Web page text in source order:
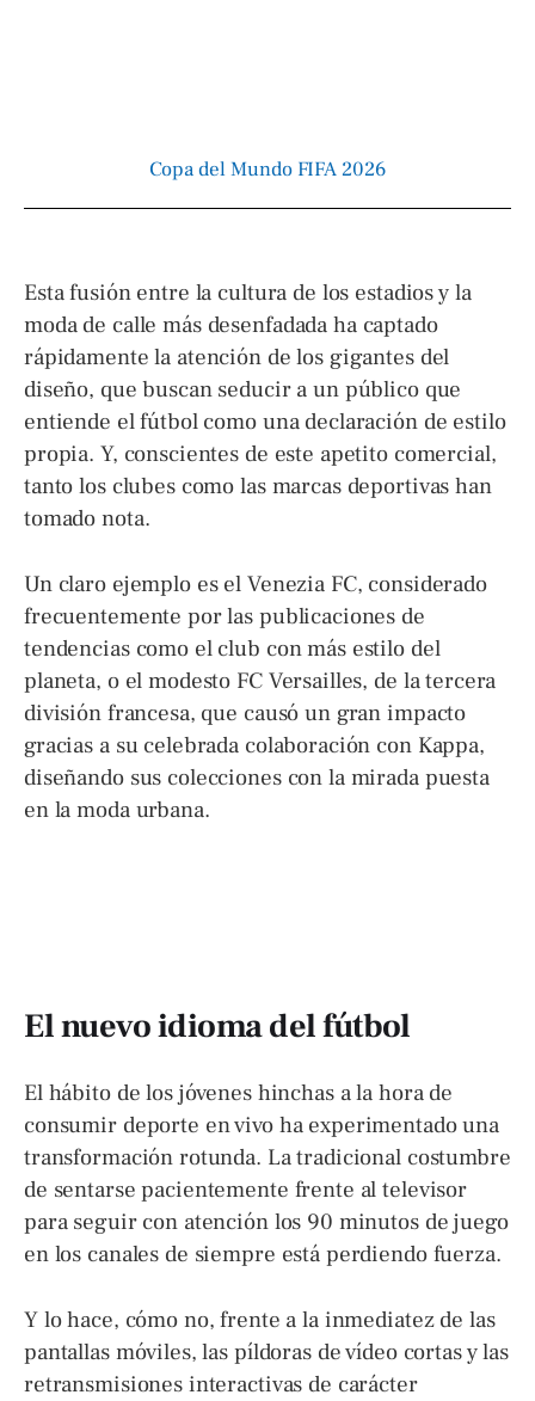
Copa del Mundo FIFA 2026
Esta fusión entre la cultura de los estadios y la
moda de calle más desenfadada ha captado
rápidamente la atención de los gigantes del
diseño, que buscan seducir a un público que
entiende el fútbol como una declaración de estilo
propia. Y, conscientes de este apetito comercial,
tanto los clubes como las marcas deportivas han
tomado nota.
Un claro ejemplo es el Venezia FC, considerado
frecuentemente por las publicaciones de
tendencias como el club con más estilo del
planeta, o el modesto FC Versailles, de la tercera
división francesa, que causó un gran impacto
gracias a su celebrada colaboración con Kappa,
diseñando sus colecciones con la mirada puesta
en la moda urbana.
El nuevo idioma del fútbol
El hábito de los jóvenes hinchas a la hora de
consumir deporte en vivo ha experimentado una
transformación rotunda. La tradicional costumbre
de sentarse pacientemente frente al televisor
para seguir con atención los 90 minutos de juego
en los canales de siempre está perdiendo fuerza.
Y lo hace, cómo no, frente a la inmediatez de las
pantallas móviles, las píldoras de vídeo cortas y las
retransmisiones interactivas de carácter